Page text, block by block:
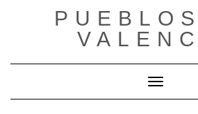
Cambiar